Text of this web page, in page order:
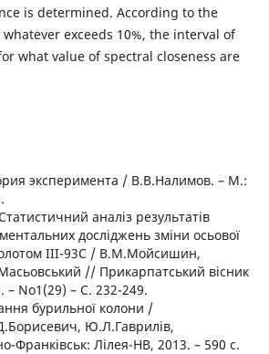
is determined. According to the
exceeds 10%, the interval of
what value of spectral closeness are
эксперимента / В.В.Налимов. – М.:
аналіз результатів
досліджень зміни осьової
ІІІ-93С / В.М.Мойсишин,
// Прикарпатський вісник
No1(29) – С. 232-249.
бурильної колони /
Ю.Л.Гаврилів,
Франківськ: Лілея-НВ, 2013. – 590 с.